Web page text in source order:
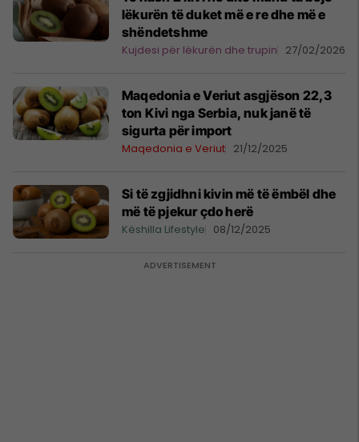
lëkurën të duket më e re dhe më e
shëndetshme
Kujdesi për lëkurën dhe trupin 27/02/2026
Maqedonia e Veriut asgjëson 22,3
ton Kivi nga Serbia, nuk janë të
sigurta për import
Maqedonia e Veriut 21/12/2025
Si të zgjidhni kivin më të ëmbël dhe
më të pjekur çdo herë
Këshilla Lifestyle 08/12/2025